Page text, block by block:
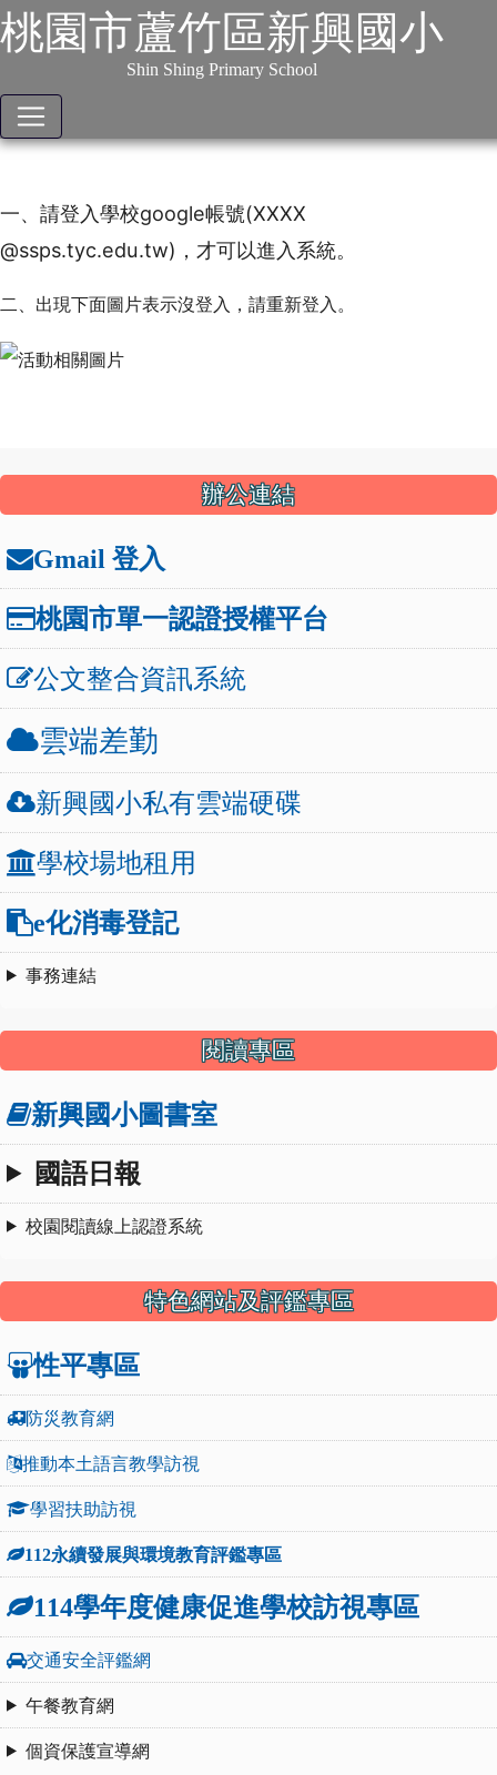
跳到主要內容
網站導覽
桃園市蘆竹區新興國小
Shin Shing Primary School
學校場地租用[fa fa-
請點我開啟連
結
一、請登入學校google帳號(XXXX
@ssps.tyc.edu.tw)，才可以進入系統。
二、出現下面圖片表示沒登入，請重新登入。
辦公連結
Gmail 登入
桃園市單一認證授權平台
公文整合資訊系統
雲端差勤
新興國小私有雲端硬碟
學校場地租用
e化消毒登記
事務連結
閱讀專區
新興國小圖書室
國語日報
校園閱讀線上認證系統
特色網站及評鑑專區
性平專區
防災教育網
推動本土語言教學訪視
學習扶助訪視
112永續發展與環境教育評鑑專區
114學年度健康促進學校訪視專區
交通安全評鑑網
午餐教育網
個資保護宣導網